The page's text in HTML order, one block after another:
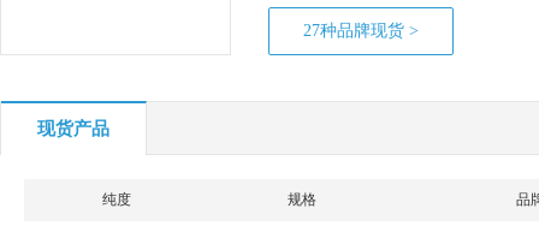
27种品牌现货 >
现货产品
纯度 规格 品